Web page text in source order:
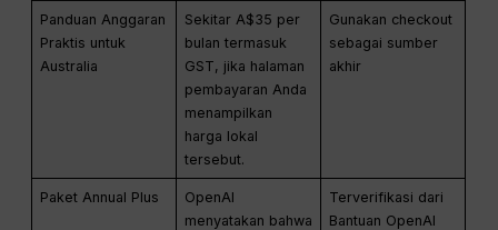
Panduan Anggaran
Praktis untuk
Australia
Sekitar A$35 per
bulan termasuk
GST, jika halaman
pembayaran Anda
menampilkan
harga lokal
tersebut.
Gunakan checkout
sebagai sumber
akhir
Paket Annual Plus
OpenAI
menyatakan bahwa
Terverifikasi dari
Bantuan OpenAI